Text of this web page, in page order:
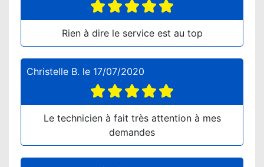
Rien à dire le service est au top
Christelle B. le 17/07/2020
Le technicien à fait très attention à mes
demandes